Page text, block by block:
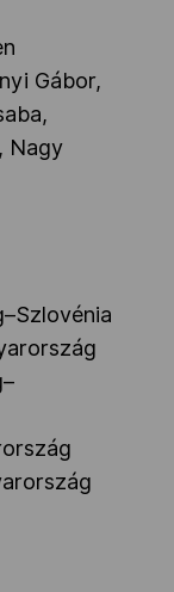
Gábor,
Nagy